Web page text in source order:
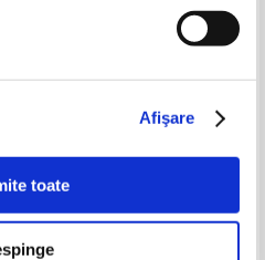
Afişare
toate
Mircea Deac - Impresionismul in
pictura romaneasca
-30%